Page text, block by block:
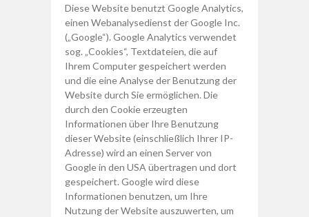
Diese Website benutzt Google Analytics,
einen Webanalysedienst der Google Inc.
(„Google“). Google Analytics verwendet
sog. „Cookies“, Textdateien, die auf
Ihrem Computer gespeichert werden
und die eine Analyse der Benutzung der
Website durch Sie ermöglichen. Die
durch den Cookie erzeugten
Informationen über Ihre Benutzung
dieser Website (einschließlich Ihrer IP-
Adresse) wird an einen Server von
Google in den USA übertragen und dort
gespeichert. Google wird diese
Informationen benutzen, um Ihre
Nutzung der Website auszuwerten, um